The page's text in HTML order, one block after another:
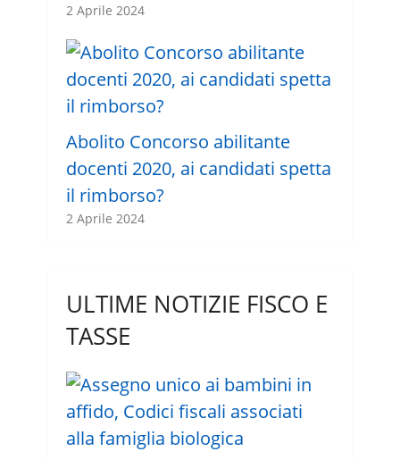
2 Aprile 2024
Abolito Concorso abilitante
docenti 2020, ai candidati spetta
il rimborso?
2 Aprile 2024
ULTIME NOTIZIE FISCO E
TASSE